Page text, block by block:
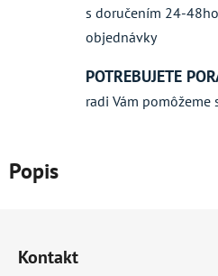
s doručením 24-
objednávky
POTREBUJETE
radi Vám pomôžeme
Popis
Kontakt